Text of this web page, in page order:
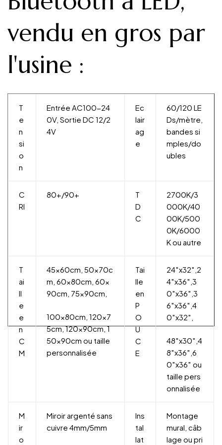
vendu en gros par
l'usine :
T
e
n
si
o
n
Entrée AC100-24
0V, Sortie DC 12/2
4V
Ec
lair
ag
e
60/120 LE
Ds/mètre,
bandes si
mples/do
ubles
C
RI
80+/90+
T
D
C
2700K/3
000K/40
00K/500
0K/6000
K ou autre
T
ai
ll
e
e
n
C
M
45x60cm, 50x70c
m, 60x80cm, 60x
90cm, 75x90cm,
100x80cm, 120x7
5cm, 120x90cm, 1
50x90cm ou taille
personnalisée
Tai
lle
en
P
O
U
C
E
24″x32″,2
4″x36″,3
0″x36″,3
6″x36″,4
0″x32″,
48″x30″,4
8″x36″,6
0″x36″ ou
taille pers
onnalisée
M
ir
o
Miroir argenté sans
cuivre 4mm/5mm
Ins
tal
lat
Montage
mural, câb
lage ou pri